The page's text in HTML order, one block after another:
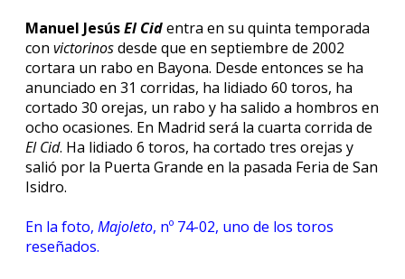
Manuel JesúsEl Cidentra en su quinta temporada
con victorinosdesde que en septiembre de 2002
cortara un rabo en Bayona. Desde entonces se ha
anunciado en 31 corridas, ha lidiado 60 toros, ha
cortado 30 orejas, un rabo y ha salido a hombros en
ocho ocasiones. En Madrid será la cuarta corrida de
El Cid. Ha lidiado 6 toros, ha cortado tres orejas y
salió por la Puerta Grande en la pasada Feria de San
Isidro.
En la foto, Majoleto, nº 74-02, uno de los toros
reseñados.